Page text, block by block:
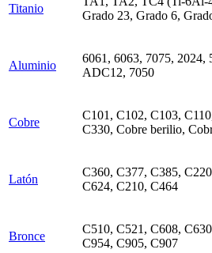
Titanio
Grado 23, Grado 6,
Aluminio
6061, 6063, 7075, 2024,
ADC12, 7050
Cobre
C101, C102, C103,
C330, Cobre berilio,
Latón
C360, C377, C385,
C624, C210, C464
Bronce
C510, C521, C608,
C954, C905, C907